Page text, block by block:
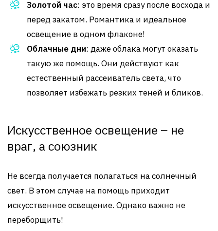
Золотой час: это время сразу после восхода и
перед закатом. Романтика и идеальное
освещение в одном флаконе!
Облачные дни: даже облака могут оказать
такую же помощь. Они действуют как
естественный рассеиватель света, что
позволяет избежать резких теней и бликов.
Искусственное освещение – не
враг, а союзник
Не всегда получается полагаться на солнечный
свет. В этом случае на помощь приходит
искусственное освещение. Однако важно не
переборщить!